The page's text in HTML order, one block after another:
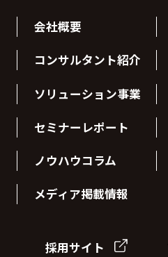
会社概要
コンサルタント紹介
ソリューション事業
セミナーレポート
ノウハウコラム
メディア掲載情報
採用サイト